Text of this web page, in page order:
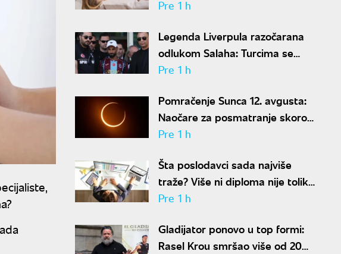
odnosa je ženi potrebno da bi
Pre 1 h
Legenda Liverpula razočarana
odlukom Salaha: Turcima se
neće dopasti ove reči
Pre 1 h
Pomračenje Sunca 12. avgusta:
Naočare za posmatranje skoro
rasprodate
Pre 1 h
Šta poslodavci sada najviše
traže? Više ni diploma nije toliko
važna
Pre 1 h
Gladijator ponovo u top formi:
Rasel Krou smršao više od 20